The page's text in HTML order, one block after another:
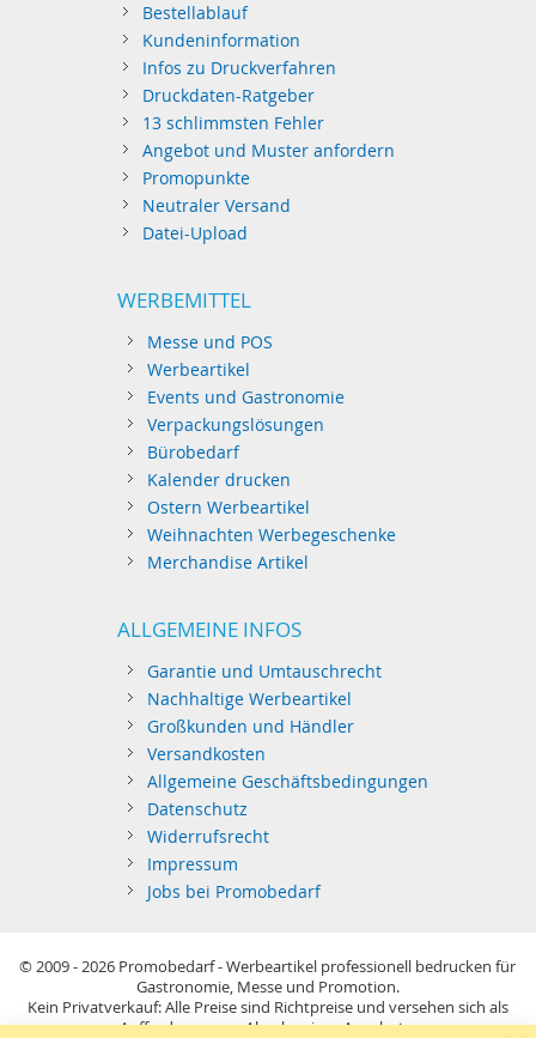
Bestellablauf
Kundeninformation
Infos zu Druckverfahren
Druckdaten-Ratgeber
13 schlimmsten Fehler
Angebot und Muster anfordern
Promopunkte
Neutraler Versand
Datei-Upload
WERBEMITTEL
Messe und POS
Werbeartikel
Events und Gastronomie
Verpackungslösungen
Bürobedarf
Kalender drucken
Ostern Werbeartikel
Weihnachten Werbegeschenke
Merchandise Artikel
ALLGEMEINE INFOS
Garantie und Umtauschrecht
Nachhaltige Werbeartikel
Großkunden und Händler
Versandkosten
Allgemeine Geschäftsbedingungen
Datenschutz
Widerrufsrecht
Impressum
Jobs bei Promobedarf
© 2009 - 2026 Promobedarf - Werbeartikel professionell bedrucken für
Gastronomie, Messe und Promotion.
Kein Privatverkauf: Alle Preise sind Richtpreise und versehen sich als
Aufforderung zur Abgabe eines Angebots.